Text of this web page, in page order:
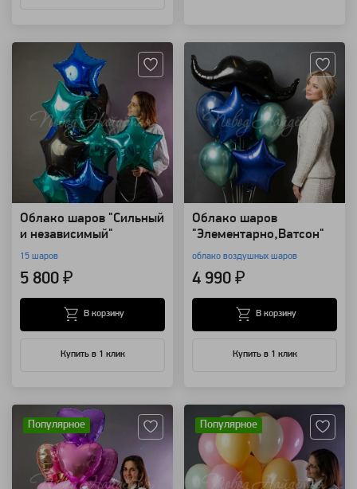
Облако шаров "Сильный
и независимый"
15 шаров
5 800 ₽
Купить в 1 клик
В корзину
Облако шаров
"Элементарно,Ватсон"
облако воздушных шаров
4 990 ₽
Купить в 1 клик
В корзину
Популярное Популярное